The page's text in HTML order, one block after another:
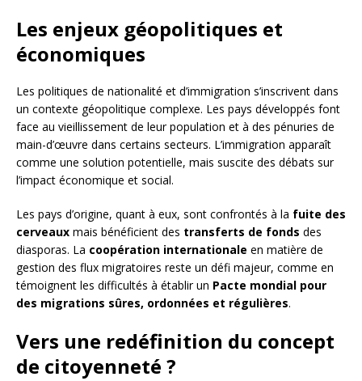
Les enjeux géopolitiques et
économiques
Les politiques de nationalité et d’immigration s’inscrivent dans
un contexte géopolitique complexe. Les pays développés font
face au vieillissement de leur population et à des pénuries de
main-d’œuvre dans certains secteurs. L’immigration apparaît
comme une solution potentielle, mais suscite des débats sur
l’impact économique et social.
Les pays d’origine, quant à eux, sont confrontés à la fuite des
cerveaux mais bénéficient des transferts de fonds des
diasporas. La coopération internationale en matière de
gestion des flux migratoires reste un défi majeur, comme en
témoignent les difficultés à établir un Pacte mondial pour
des migrations sûres, ordonnées et régulières.
Vers une redéfinition du concept
de citoyenneté ?